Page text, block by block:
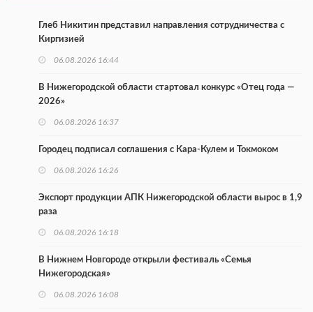
Глеб Никитин представил направления сотрудничества с
Киргизией
06.08.2026 16:44
В Нижегородской области стартовал конкурс «Отец года —
2026»
06.08.2026 16:37
Городец подписал соглашения с Кара-Кулем и Токмоком
06.08.2026 16:26
Экспорт продукции АПК Нижегородской области вырос в 1,9
раза
06.08.2026 16:18
В Нижнем Новгороде открыли фестиваль «Семья
Нижегородская»
06.08.2026 16:08